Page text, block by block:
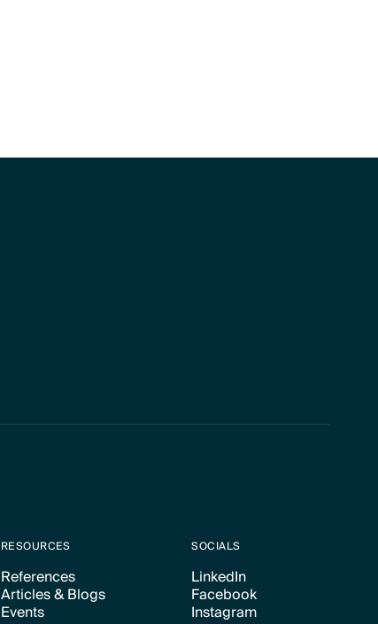
RESOURCES
References
Text Link
Articles & Blogs
Text Link
Events
SOCIALS
LinkedIn
Text Link
Facebook
Text Link
Instagram